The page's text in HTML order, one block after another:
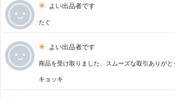
よい出品者です
たぐ
よい出品者です
商品を受け取りました、スムーズな取引ありがと
キョッキ